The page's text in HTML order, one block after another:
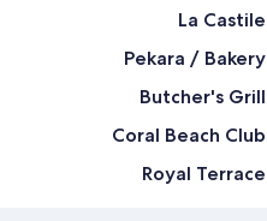
La Castile
Pekara / Bakery
Butcher's Grill
Coral Beach Club
Royal Terrace